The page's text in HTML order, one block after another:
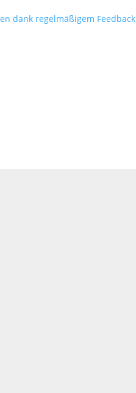
dank regelmäßigem Feedback